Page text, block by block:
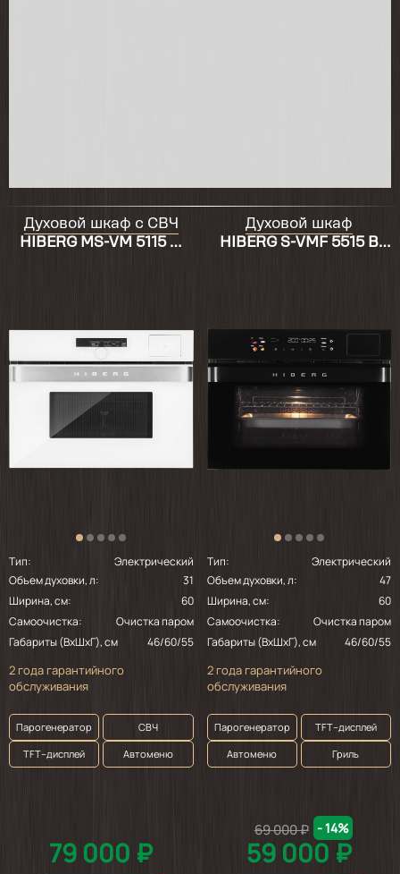
Духовой шкаф с СВЧ
HIBERG MS-VM 5115 W
Тип:
Электрический
Объем духовки, л:
31
Ширина, см:
60
Самоочистка:
Очистка паром
Габариты (ВхШхГ), см
46/60/55
2 года гарантийного
обслуживания
Парогенератор
СВЧ
TFT–дисплей
Автоменю
79 000 ₽
Духовой шкаф
HIBERG S-VMF 5515 B
Тип:
Электрический
Объем духовки, л:
47
Ширина, см:
60
Самоочистка:
Очистка паром
Габариты (ВхШхГ), см
46/60/55
2 года гарантийного
обслуживания
Парогенератор
TFT–дисплей
Автоменю
Гриль
59 000 ₽
69 000 ₽ - 14%